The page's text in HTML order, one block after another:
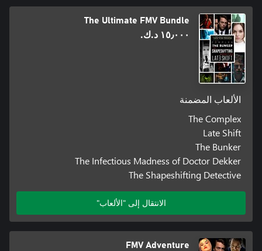
The Ultimate FMV Bundle
١٥٫٠٠٠ د.ك.‏
الألعاب المضمنة
The Complex
Late Shift
The Bunker
The Infectious Madness of Doctor Dekker
The Shapeshifting Detective
الانتقال إلى "الألعاب"
FMV Adventure